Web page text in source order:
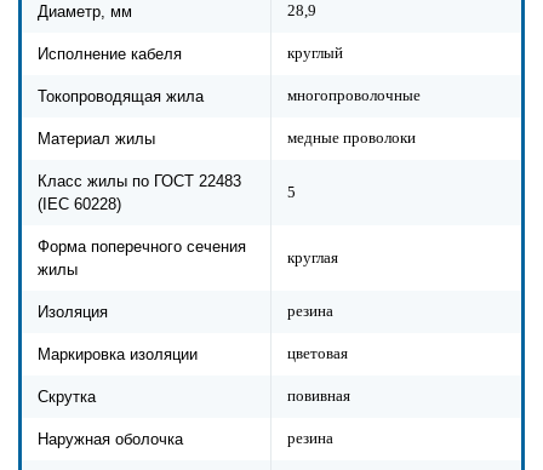
Диаметр, мм 28,9
Исполнение кабеля круглый
Токопроводящая жила многопроволочные
Материал жилы медные проволоки
Класс жилы по ГОСТ 22483
(IEC 60228)
5
Форма поперечного сечения
жилы
круглая
Изоляция резина
Маркировка изоляции цветовая
Скрутка повивная
Наружная оболочка резина